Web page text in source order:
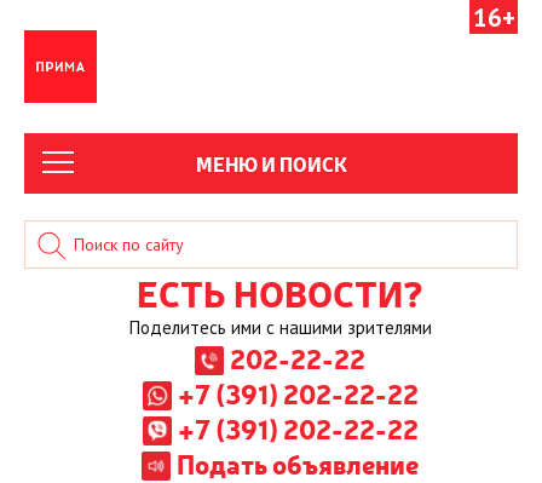
16+
МЕНЮ И ПОИСК
ЕСТЬ НОВОСТИ?
Поделитесь ими с нашими зрителями
202-22-22
+7 (391) 202-22-22
+7 (391) 202-22-22
Подать объявление